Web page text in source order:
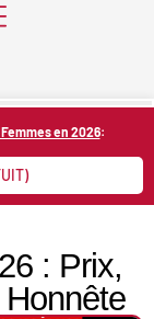
en 2026:
: Prix,